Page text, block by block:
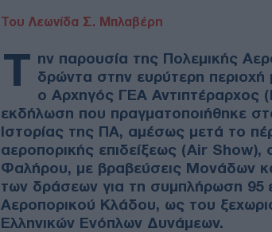
Του Λεωνίδα Σ. Μπλαβέρη
Τ ην παρουσία της Πολεμικής
δρώντα στην ευρύτερη περιοχή
ο Αρχηγός ΓΕΑ Αντιπτέραρχος
εκδήλωση που πραγματοποιήθηκε
Ιστορίας της ΠΑ, αμέσως μετά το
αεροπορικής επιδείξεως (Air
Φαλήρου, με βραβεύσεις Μονάδων
των δράσεων για τη συμπλήρωση 95
Αεροπορικού Κλάδου, ως του
Ελληνικών Ενόπλων Δυνάμεων.